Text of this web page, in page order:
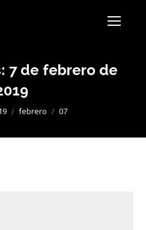
7 de febrero de
febrero 07